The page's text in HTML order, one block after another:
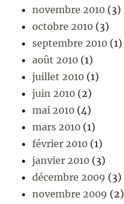
novembre 2010 (3)
octobre 2010 (3)
septembre 2010 (1)
août 2010 (1)
juillet 2010 (1)
juin 2010 (2)
mai 2010 (4)
mars 2010 (1)
février 2010 (1)
janvier 2010 (3)
décembre 2009 (3)
novembre 2009 (2)